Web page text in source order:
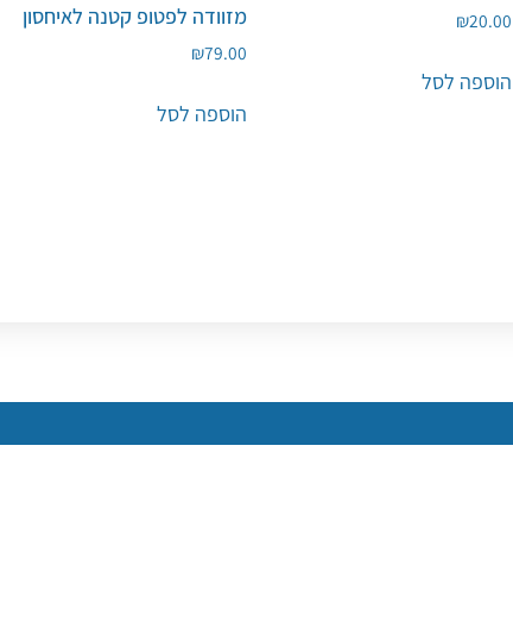
₪20.00
הוספה לסל
מזוודה לפטופ קטנה לאיחסון
₪79.00
הוספה לסל